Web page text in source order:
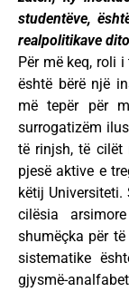
studentëve,
realpolitikave
Për më keq, roli
është bërë një
më tepër për
surrogatizëm
të rinjsh, të cilët
pjesë aktive e
këtij Universiteti.
cilësia
shumëçka për
sistematike
gjysmë-